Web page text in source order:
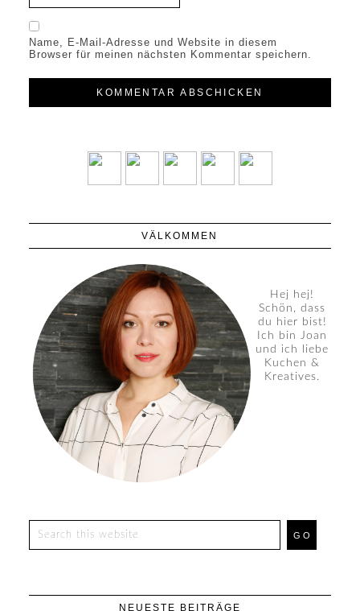
Name, E-Mail-Adresse und Website in diesem
Browser für meinen nächsten Kommentar speichern.
VÄLKOMMEN
Hej hej!
Schön, dass
du hier bist!
Ich bin Joan
und ich liebe
Kuchen &
Kreatives.
NEUESTE BEITRÄGE